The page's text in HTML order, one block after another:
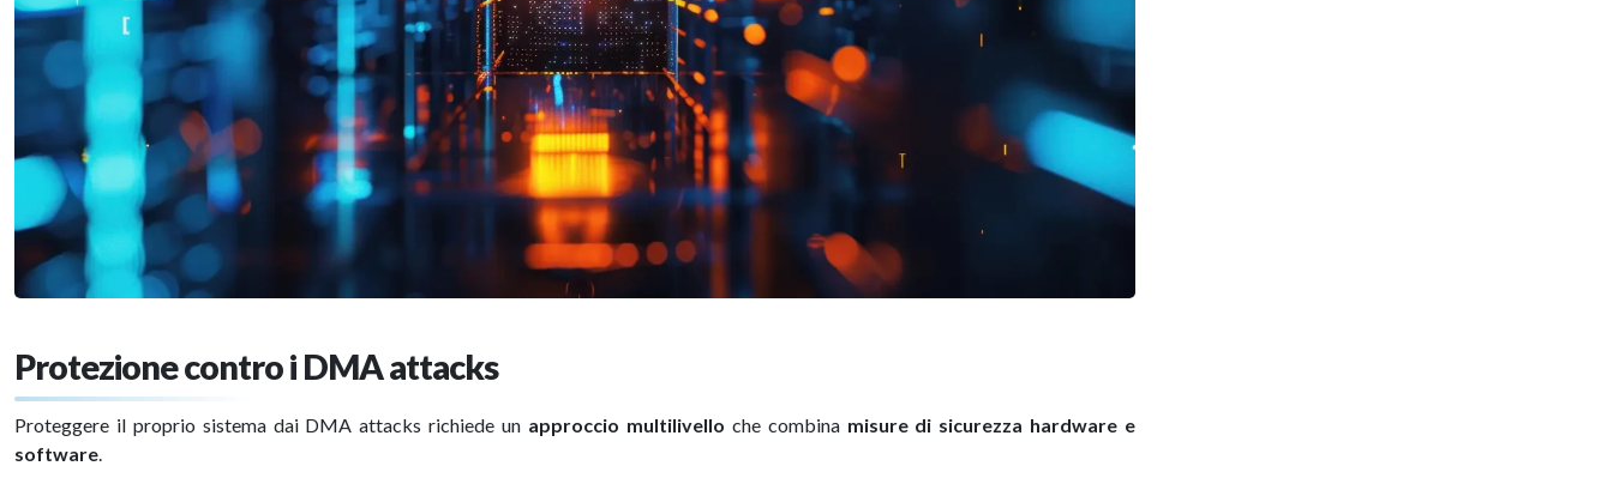
Protezione contro i DMA attacks
Proteggere il proprio sistema dai DMA attacks richiede un approccio multilivello che combina misure di sicurezza hardware e
software